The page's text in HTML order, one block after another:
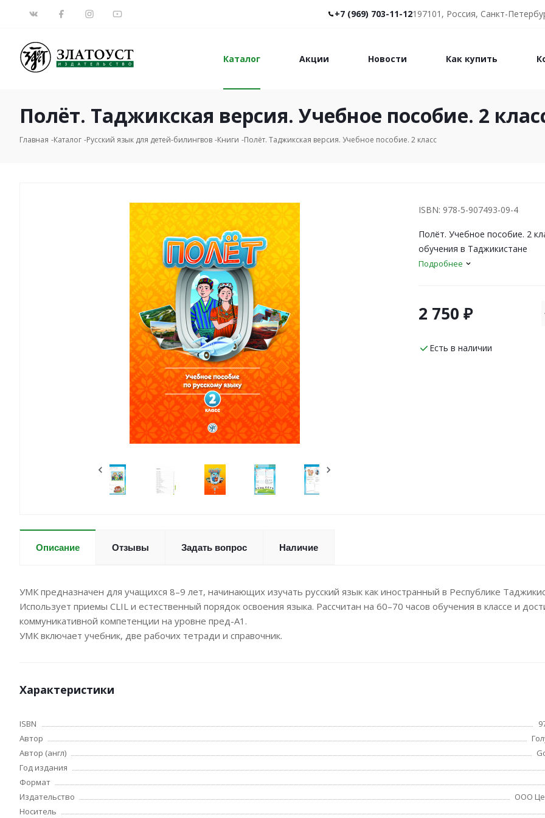
+7 (969) 703-11-12197101, Россия, Санкт-
Каталог Акции Новости Как купить
Полёт. Таджикская версия. Учебное пособие. 2
Главная Каталог Русский язык для детей-билингвов Книги Полёт. Таджикская версия. Учебное пособие. 2 класс
ISBN: 978-5-907493-09-4
Полёт. Учебное пособие. 2
обучения в Таджикистане
Подробнее
2 750 ₽
Есть в наличии
Описание Отзывы Задать вопрос Наличие
УМК предназначен для учащихся 8–9 лет, начинающих изучать русский язык как иностранный в Республике
Использует приемы CLIL и естественный порядок освоения языка. Рассчитан на 60–70 часов обучения в классе и
коммуникативной компетенции на уровне пред-А1.
УМК включает учебник, две рабочих тетради и справочник.
Характеристики
ISBN
Автор
Автор (англ)
Год издания
Формат
Издательство
ООО
Носитель